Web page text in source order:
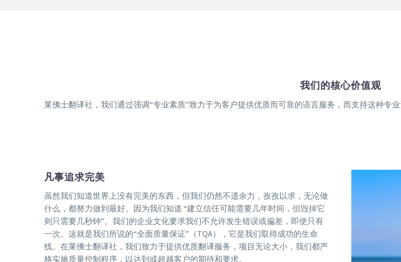
我们的核心价值观
莱佛士翻译社，我们通过强调“专业素质”致力于为客户提供优质而可靠的语言服务，而支持这种专
凡事追求完美
虽然我们知道世界上没有完美的东西，但我们仍然不遗余力，孜孜以求，无论做
什么，都努力做到最好。因为我们知道 “建立信任可能需要几年时间，但毁掉它
则只需要几秒钟”。我们的企业文化要求我们不允许发生错误或偏差，即使只有
一次。这就是我们所说的“全面质量保证”（TQA），它是我们取得成功的生命
线。在莱佛士翻译社，我们致力于提供优质翻译服务，项目无论大小，我们都严
格实施质量控制程序，以达到或超越客户的期待和要求。